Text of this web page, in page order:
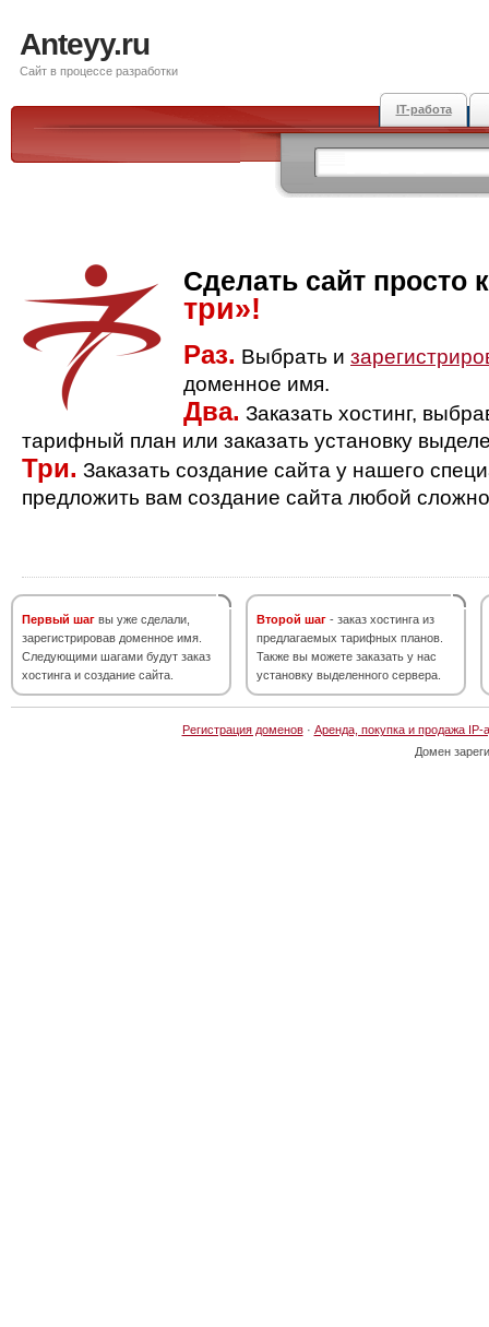
Anteyy.ru
Сайт в процессе разработки
IT-работа
Сделать сайт просто
три»!
Раз. Выбрать и
доменное имя.
Два. Заказать хостинг,
тарифный план или заказать установку
Три. Заказать создание сайта у нашего
предложить вам создание сайта любой
Первый шаг вы уже сделали,
зарегистрировав доменное имя.
Следующими шагами будут заказ
хостинга и создание сайта.
Второй шаг - заказ хостинга из
предлагаемых тарифных планов.
Также вы можете заказать у нас
установку выделенного сервера.
Регистрация доменов· Аренда, покупка и продажа IP-
Домен